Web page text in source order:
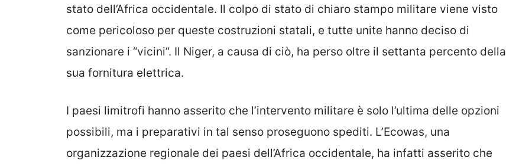
stato dell’Africa occidentale. Il colpo di stato di chiaro stampo militare viene visto
come pericoloso per queste costruzioni statali, e tutte unite hanno deciso di
sanzionare i “vicini”. Il Niger, a causa di ciò, ha perso oltre il settanta percento della
sua fornitura elettrica.
I paesi limitrofi hanno asserito che l’intervento militare è solo l’ultima delle opzioni
possibili, ma i preparativi in tal senso proseguono spediti. L’Ecowas, una
organizzazione regionale dei paesi dell’Africa occidentale, ha infatti asserito che